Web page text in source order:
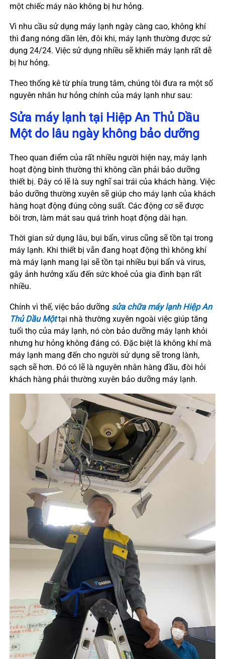
một chiếc máy nào không bị hư hỏng.
Vì nhu cầu sử dụng máy lạnh ngày càng cao, không khí
thì đang nóng dần lên, đôi khi, máy lạnh thường được sử
dụng 24/24. Việc sử dụng nhiều sẽ khiến máy lạnh rất dễ
bị hư hỏng.
Theo thống kê từ phía trung tâm, chúng tôi đưa ra một số
nguyên nhân hư hỏng chính của máy lạnh như sau:
Sửa máy lạnh tại Hiệp AnThủ Dầu
Một do lâu ngày không bảo dưỡng
Theo quan điểm của rất nhiều người hiện nay, máy lạnh
hoạt động bình thường thì không cần phải bảo dưỡng
thiết bị. Đây có lẽ là suy nghĩ sai trái của khách hàng. Việc
bảo dưỡng thường xuyên sẽ giúp cho máy lạnh của khách
hàng hoạt động đúng công suất. Các động cơ sẽ được
bôi trơn, làm mát sau quá trình hoạt động dài hạn.
Thời gian sử dụng lâu, bụi bẩn, virus cũng sẽ tồn tại trong
máy lạnh. Khi thiết bị vẫn đang hoạt động thì không khí
mà máy lạnh mang lại sẽ tồn tại nhiều bụi bẩn và virus,
gây ảnh hưởng xấu đến sức khoẻ của gia đình bạn rất
nhiều.
Chính vì thế, việc bảo dưỡng sửa chữa máy lạnhHiệp An
Thủ Dầu Mộttại nhà thường xuyên ngoài việc giúp tăng
tuổi thọ của máy lạnh, nó còn bảo dưỡng máy lạnh khỏi
nhưng hư hỏng không đáng có. Đặc biệt là không khí mà
máy lạnh mang đến cho người sử dụng sẽ trong lành,
sạch sẽ hơn. Đó có lẽ là nguyên nhân hàng đầu, đòi hỏi
khách hàng phải thường xuyên bảo dưỡng máy lạnh.